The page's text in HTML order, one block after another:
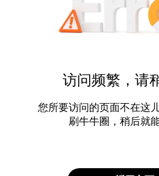
访问频繁，请
您所要访问的页面不在这
刷牛牛圈，稍后就